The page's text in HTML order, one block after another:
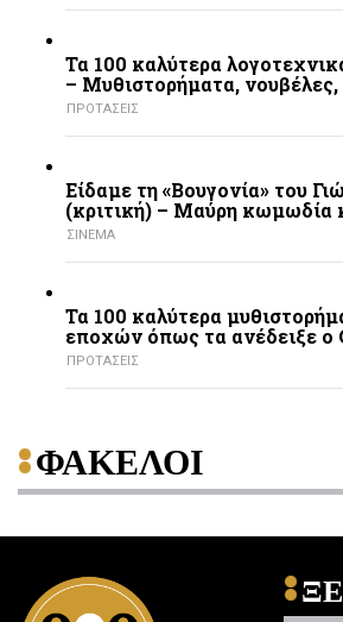
Τα 100 καλύτερα
– Mυθιστορήματα, νουβέλες,
ΠΡΟΤΑΣΕΙΣ
Είδαμε τη «Βουγονία» του
(κριτική) – Μαύρη κωμωδία
ΣΙΝΕΜΑ
Τα 100 καλύτερα
εποχών όπως τα ανέδειξε ο
ΠΡΟΤΑΣΕΙΣ
ΦΑΚΕΛΟΙ